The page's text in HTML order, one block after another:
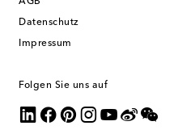
Datenschutz
Impressum
Folgen Sie uns auf